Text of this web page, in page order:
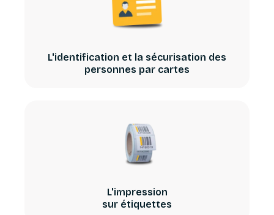
L'identification et la sécurisation des
personnes par cartes
L'impression
sur étiquettes